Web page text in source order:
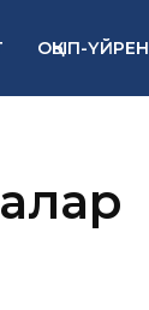
ОҚЫП-ҮЙРЕН